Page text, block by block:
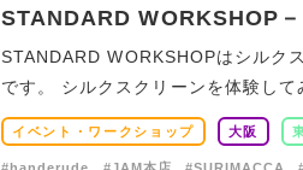
STANDARD WORKSHOP
STANDARD WORKSHOPはシルク
です。 シルクスクリーンを体験し
イベント・ワークショップ 大阪